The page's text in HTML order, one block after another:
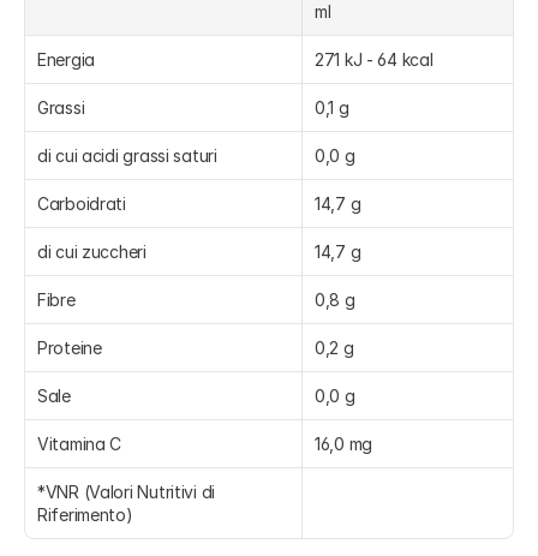
ml
Energia 271 kJ - 64 kcal
Grassi 0,1 g
di cui acidi grassi saturi 0,0 g
Carboidrati 14,7 g
di cui zuccheri 14,7 g
Fibre 0,8 g
Proteine 0,2 g
Sale 0,0 g
Vitamina C 16,0 mg
*VNR (Valori Nutritivi di
Riferimento)